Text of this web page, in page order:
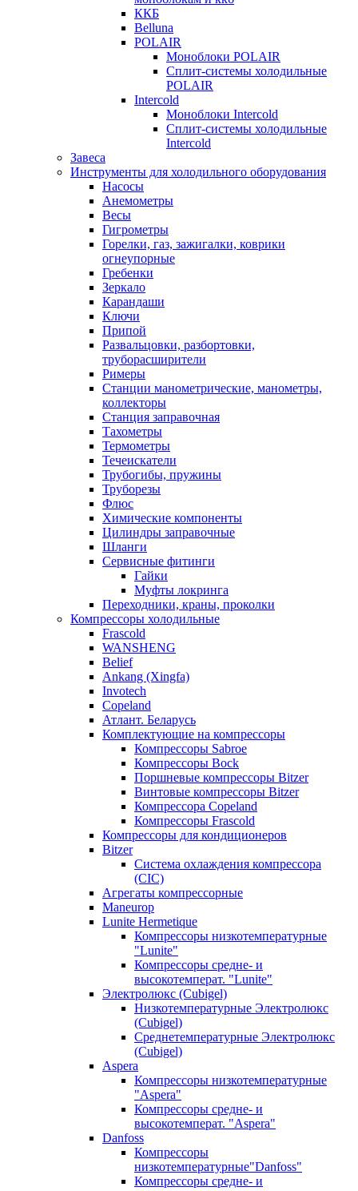
ККБ
Belluna
POLAIR
Моноблоки POLAIR
Сплит-системы холодильные
POLAIR
Intercold
Моноблоки Intercold
Сплит-системы холодильные
Intercold
Завеса
Инструменты для холодильного оборудования
Насосы
Анемометры
Весы
Гигрометры
Горелки, газ, зажигалки, коврики
огнеупорные
Гребенки
Зеркало
Карандаши
Ключи
Припой
Развальцовки, разбортовки,
труборасширители
Римеры
Станции манометрические, манометры,
коллекторы
Станция заправочная
Тахометры
Термометры
Течеискатели
Трубогибы, пружины
Труборезы
Флюс
Химические компоненты
Цилиндры заправочные
Шланги
Сервисные фитинги
Гайки
Муфты локринга
Переходники, краны, проколки
Компрессоры холодильные
Frascold
WANSHENG
Belief
Ankang (Xingfa)
Invotech
Copeland
Атлант. Беларусь
Комплектующие на компрессоры
Компрессоры Sabroe
Компрессоры Bock
Поршневые компрессоры Bitzer
Винтовые компрессоры Bitzer
Компрессора Copeland
Компрессоры Frascold
Компрессоры для кондиционеров
Bitzer
Система охлаждения компрессора
(CIC)
Агрегаты компрессорные
Maneurop
Lunite Hermetique
Компрессоры низкотемпературные
"Lunite"
Компрессоры средне- и
высокотемперат. "Lunite"
Электролюкс (Cubigel)
Низкотемпературные Электролюкс
(Cubigel)
Среднетемпературные Электролюкс
(Cubigel)
Aspera
Компрессоры низкотемпературные
"Aspera"
Компрессоры средне- и
высокотемперат. "Aspera"
Danfoss
Компрессоры
низкотемпературные"Danfoss"
Компрессоры средне- и